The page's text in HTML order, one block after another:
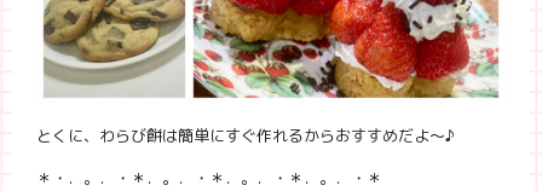
とくに、わらび餅は簡単にすぐ作れるからおすすめだよ〜♪
＊・．。．・＊．。．・＊．。．・＊．。．・＊